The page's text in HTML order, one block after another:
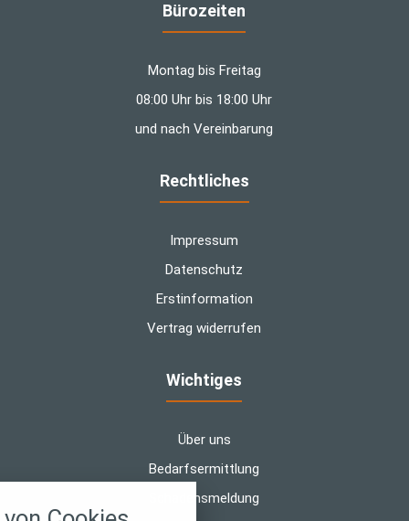
Bürozeiten
Montag bis Freitag
08:00 Uhr bis 18:00 Uhr
und nach Vereinbarung
Rechtliches
Impressum
Datenschutz
Erstinformation
Vertrag widerrufen
Wichtiges
Über uns
Bedarfsermittlung
Schadensmeldung